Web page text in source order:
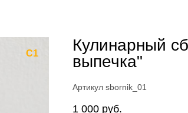
C1
Кулинарный
выпечка"
Артикул sbornik_01
1 000 pуб.